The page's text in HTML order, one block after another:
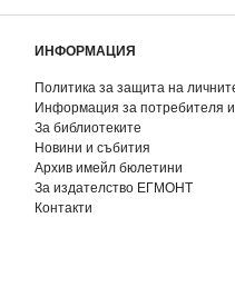
ИНФОРМАЦИЯ
Политика за защита на
Информация за потребителя
За библиотеките
Новини и събития
Архив имейл бюлетини
За издателство ЕГМОНТ
Контакти